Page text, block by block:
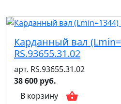
Карданный вал
RS.93655.31.02
арт. RS.93655.31.02
38 600 руб.
В корзину